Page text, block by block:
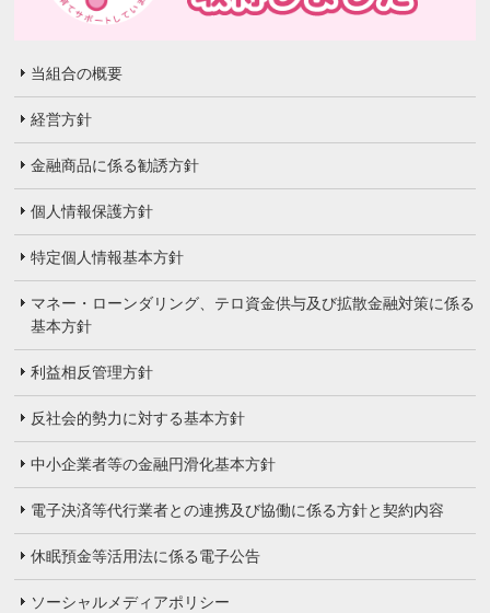
当組合の概要
経営方針
金融商品に係る勧誘方針
個人情報保護方針
特定個人情報基本方針
マネー・ローンダリング、テロ資金供与及び拡散金融対策に係る
基本方針
利益相反管理方針
反社会的勢力に対する基本方針
中小企業者等の金融円滑化基本方針
電子決済等代行業者との連携及び協働に係る方針と契約内容
休眠預金等活用法に係る電子公告
ソーシャルメディアポリシー